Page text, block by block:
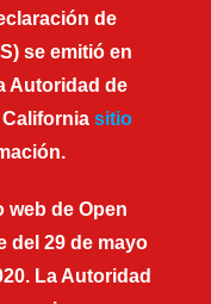
de
se emitió en
Autoridad de
sitio
web de Open
del 29 de mayo
La Autoridad